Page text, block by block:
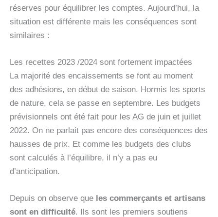
réserves pour équilibrer les comptes. Aujourd’hui, la
situation est différente mais les conséquences sont
similaires :
Les recettes 2023 /2024 sont fortement impactées
La majorité des encaissements se font au moment
des adhésions, en début de saison. Hormis les sports
de nature, cela se passe en septembre. Les budgets
prévisionnels ont été fait pour les AG de juin et juillet
2022. On ne parlait pas encore des conséquences des
hausses de prix. Et comme les budgets des clubs
sont calculés à l’équilibre, il n’y a pas eu
d’anticipation.
Depuis on observe que les commerçants et artisans
sont en difficulté. Ils sont les premiers soutiens